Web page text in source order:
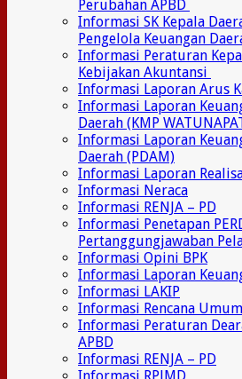
Perubahan APBD
Informasi SK Kepala
Pengelola Keuangan
Informasi Peraturan
Kebijakan Akuntansi
Informasi Laporan Arus
Informasi Laporan
Daerah (KMP
Informasi Laporan
Daerah (PDAM)
Informasi Laporan
Informasi Neraca
Informasi RENJA – PD
Informasi Penetapan
Pertanggungjawaban
Informasi Opini BPK
Informasi Laporan
Informasi LAKIP
Informasi Rencana
Informasi Peraturan
APBD
Informasi RENJA – PD